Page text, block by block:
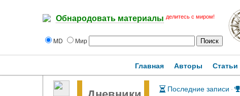
Обнародовать материалы делитесь с миром!
MD Мир
Главная Авторы Статьи
Последние записи ·